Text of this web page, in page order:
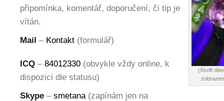
(Xsoft
připomínka, komentář, doporučení, či tip je
vítán.
Mail – Kontakt (formulář)
ICQ – 84012330 (obvykle vždy online, k
dispozici dle statusu)
Skype – smetana(zapínám jen na